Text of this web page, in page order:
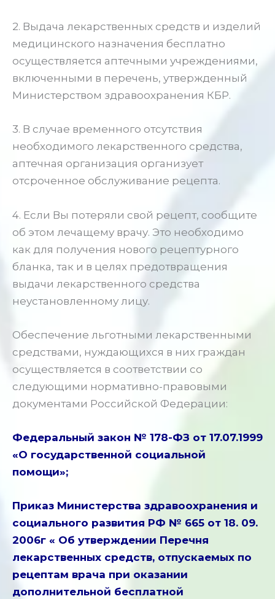
2. Выдача лекарственных средств и изделий
медицинского назначения бесплатно
осуществляется аптечными учреждениями,
включенными в перечень, утвержденный
Министерством здравоохранения КБР.
3. В случае временного отсутствия
необходимого лекарственного средства,
аптечная организация организует
отсроченное обслуживание рецепта.
4. Если Вы потеряли свой рецепт, сообщите
об этом лечащему врачу. Это необходимо
как для получения нового рецептурного
бланка, так и в целях предотвращения
выдачи лекарственного средства
неустановленному лицу.
Обеспечение льготными лекарственными
средствами, нуждающихся в них граждан
осуществляется в соответствии со
следующими нормативно-правовыми
документами Российской Федерации:
Федеральный закон № 178-ФЗ от 17.07.1999
«О государственной социальной
помощи»;
Приказ Министерства здравоохранения и
социального развития РФ № 665 от 18. 09.
2006г « Об утверждении Перечня
лекарственных средств, отпускаемых по
рецептам врача при оказании
дополнительной бесплатной